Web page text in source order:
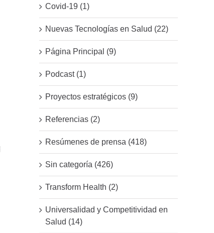
Covid-19 (1)
Nuevas Tecnologías en Salud (22)
Página Principal (9)
Podcast (1)
Proyectos estratégicos (9)
Referencias (2)
Resúmenes de prensa (418)
Sin categoría (426)
Transform Health (2)
Universalidad y Competitividad en
Salud (14)